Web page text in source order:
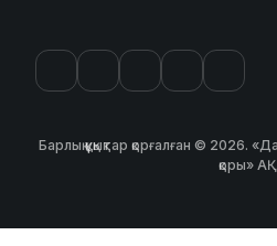
Барлық құқықтар қорғалған © 2026.
қоры» АҚ